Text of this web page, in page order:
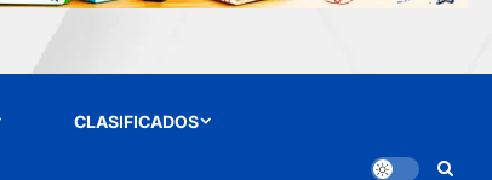
CLASIFICADOS